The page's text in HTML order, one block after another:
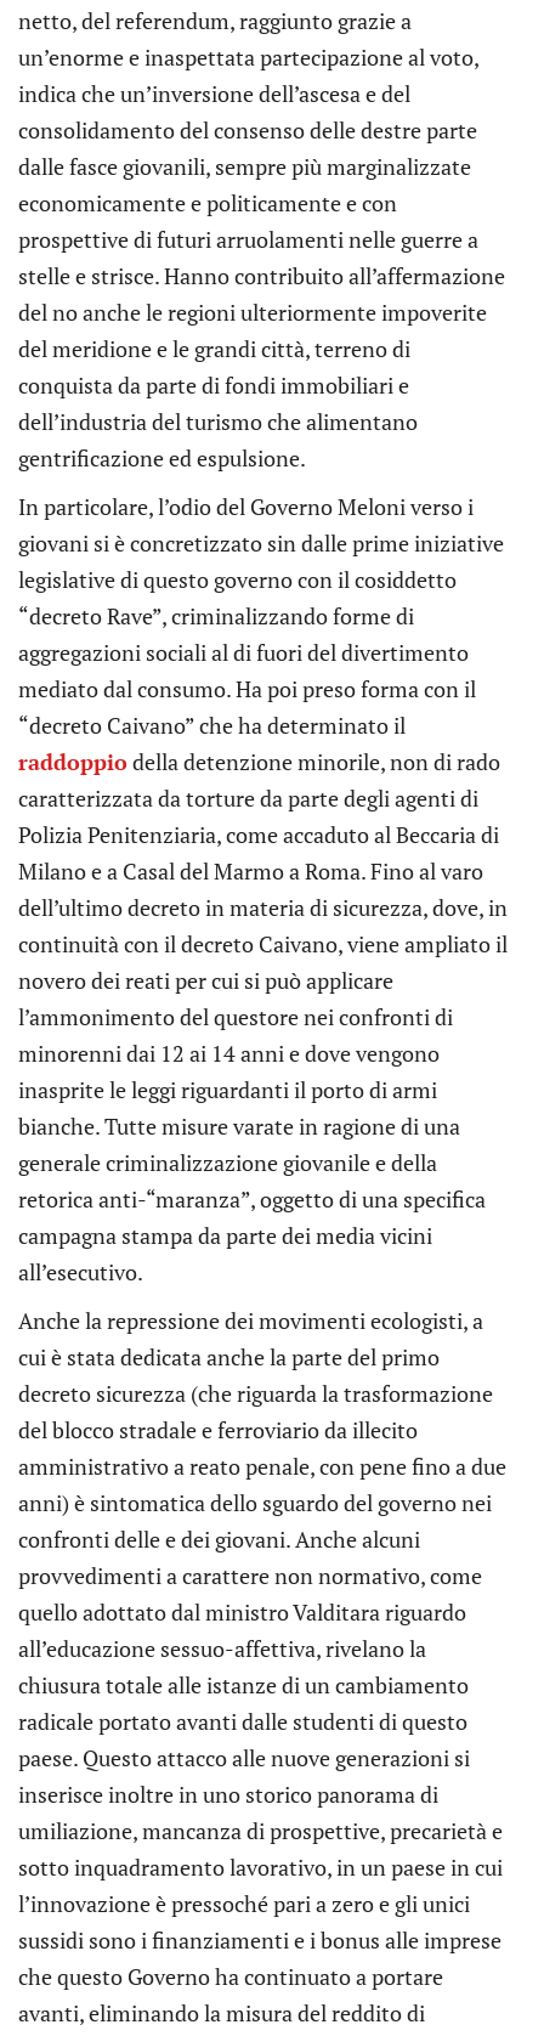
netto, del referendum, raggiunto grazie a
un’enorme e inaspettata partecipazione al voto,
indica che un’inversione dell’ascesa e del
consolidamento del consenso delle destre parte
dalle fasce giovanili, sempre più marginalizzate
economicamente e politicamente e con
prospettive di futuri arruolamenti nelle guerre a
stelle e strisce. Hanno contribuito all’affermazione
del no anche le regioni ulteriormente impoverite
del meridione e le grandi città, terreno di
conquista da parte di fondi immobiliari e
dell’industria del turismo che alimentano
gentrificazione ed espulsione.
In particolare, l’odio del Governo Meloni verso i
giovani si è concretizzato sin dalle prime iniziative
legislative di questo governo con il cosiddetto
“decreto Rave”, criminalizzando forme di
aggregazioni sociali al di fuori del divertimento
mediato dal consumo. Ha poi preso forma con il
“decreto Caivano” che ha determinato il
raddoppiodella detenzione minorile, non di rado
caratterizzata da torture da parte degli agenti di
Polizia Penitenziaria, come accaduto al Beccaria di
Milano e a Casal del Marmo a Roma. Fino al varo
dell’ultimo decreto in materia di sicurezza, dove, in
continuità con il decreto Caivano, viene ampliato il
novero dei reati per cui si può applicare
l’ammonimento del questore nei confronti di
minorenni dai 12 ai 14 anni e dove vengono
inasprite le leggi riguardanti il porto di armi
bianche. Tutte misure varate in ragione di una
generale criminalizzazione giovanile e della
retorica anti-“maranza”, oggetto di una specifica
campagna stampa da parte dei media vicini
all’esecutivo.
Anche la repressione dei movimenti ecologisti, a
cui è stata dedicata anche la parte del primo
decreto sicurezza (che riguarda la trasformazione
del blocco stradale e ferroviario da illecito
amministrativo a reato penale, con pene fino a due
anni) è sintomatica dello sguardo del governo nei
confronti delle e dei giovani. Anche alcuni
provvedimenti a carattere non normativo, come
quello adottato dal ministro Valditara riguardo
all’educazione sessuo-affettiva, rivelano la
chiusura totale alle istanze di un cambiamento
radicale portato avanti dalle studenti di questo
paese. Questo attacco alle nuove generazioni si
inserisce inoltre in uno storico panorama di
umiliazione, mancanza di prospettive, precarietà e
sotto inquadramento lavorativo, in un paese in cui
l’innovazione è pressoché pari a zero e gli unici
sussidi sono i finanziamenti e i bonus alle imprese
che questo Governo ha continuato a portare
avanti, eliminando la misura del reddito di